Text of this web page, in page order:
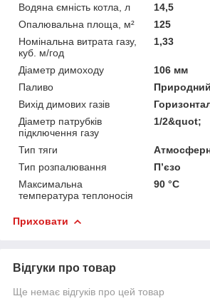
Водяна ємність котла, л
14,5
Опалювальна площа, м²
125
Номінальна витрата газу,
куб. м/год
1,33
Діаметр димоходу
106 мм
Паливо
Вихід димових газів
Діаметр патрубків
підключення газу
1/2&quot;
Тип тяги
Тип розпалювання
П’єзо
Максимальна
температура теплоносія
90 °C
Приховати
Відгуки про товар
Ще немає відгуків про цей товар